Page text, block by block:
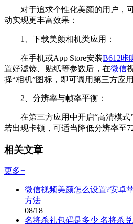
对于追求个性化美颜的用户，
动实现更丰富效果：
1、下载美颜相机类应用：
在手机或App Store安装B612咔
置好滤镜、贴纸等参数后，在微信
择“相机”图标，即可调用第三方应
2、分辨率与帧率平衡：
在第三方应用中开启“高清模式”
若出现卡顿，可适当降低分辨率至
相关文章
更多+
微信视频美颜怎么设置?安卓
方法
08/18
名将杀礼包码是多少 名将杀